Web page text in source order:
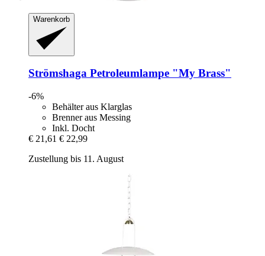
Warenkorb
Strömshaga Petroleumlampe "My Brass"
-6%
Behälter aus Klarglas
Brenner aus Messing
Inkl. Docht
€ 21,61 € 22,99
Zustellung bis 11. August